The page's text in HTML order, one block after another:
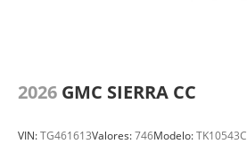
2026 GMC SIERRA CC
VIN:TG461613Valores:746Modelo:TK10543C